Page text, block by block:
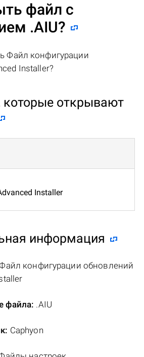
файл с
.AIU?
Файл конфигурации
Installer?
открывают
Installer
информация
конфигурации обновлений
файла: .AIU
Caphyon